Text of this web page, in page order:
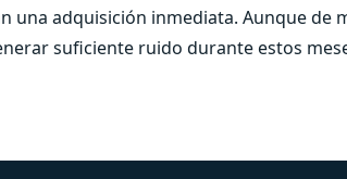
una adquisición inmediata. Aunque de
suficiente ruido durante estos